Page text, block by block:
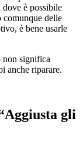
è possibile
comunque delle
è bene usarle
non significa
anche riparare.
gli